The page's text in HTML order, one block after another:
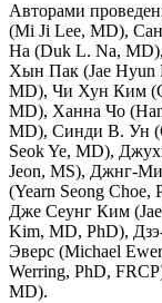
Авторами
(Mi Ji Lee, MD),
На (Duk L. Na,
Хын Пак (Jae Hyun
MD), Чи Хун Ким
MD), Ханна Чо
MD), Синди В. Ун
Seok Ye, MD),
Jeon, MS), Джнг-
(Yearn Seong
Дже Сеунг Ким
Kim, MD, PhD),
Эверс (Michael
Werring, PhD,
MD).